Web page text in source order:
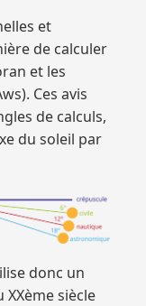
et
de calculer
et les
Ces avis
de calculs,
du soleil par
donc un
siècle